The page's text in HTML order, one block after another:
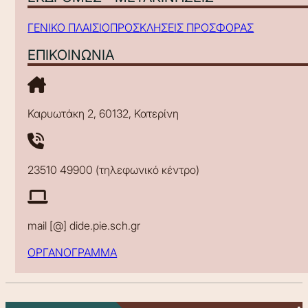
ΓΕΝΙΚΟ ΠΛΑΙΣΙΟΠΡΟΣΚΛΗΣΕΙΣ ΠΡΟΣΦΟΡΑΣ
ΕΠΙΚΟΙΝΩΝΙΑ
Καρυωτάκη 2, 60132, Κατερίνη
23510 49900 (τηλεφωνικό κέντρο)
mail [@] dide.pie.sch.gr
ΟΡΓΑΝΟΓΡΑΜΜΑ